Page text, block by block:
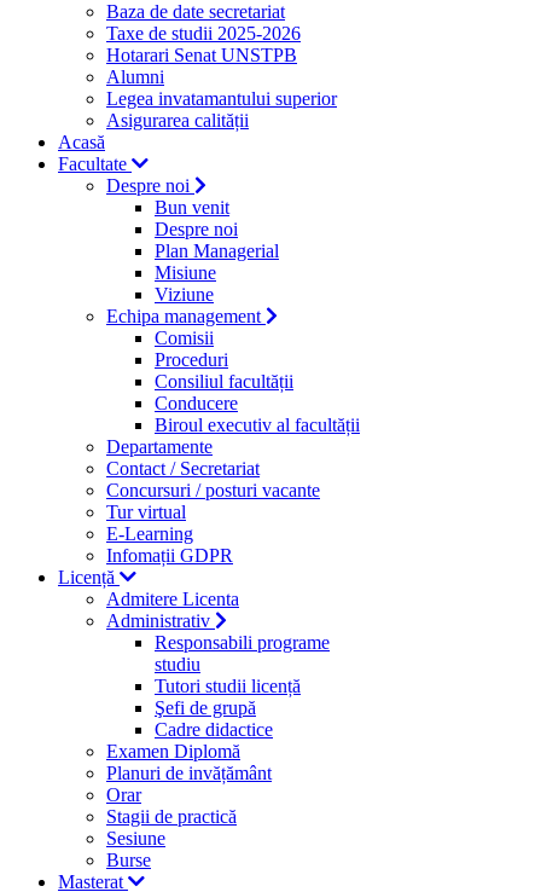
Baza de date secretariat
Taxe de studii 2025-2026
Hotarari Senat UNSTPB
Alumni
Legea invatamantului superior
Asigurarea calității
Acasă
Facultate
Despre noi
Bun venit
Despre noi
Plan Managerial
Misiune
Viziune
Echipa management
Comisii
Proceduri
Consiliul facultății
Conducere
Biroul executiv al facultății
Departamente
Contact / Secretariat
Concursuri / posturi vacante
Tur virtual
E-Learning
Infomații GDPR
Licență
Admitere Licenta
Administrativ
Responsabili programe
studiu
Tutori studii licență
Şefi de grupă
Cadre didactice
Examen Diplomă
Planuri de invățământ
Orar
Stagii de practică
Sesiune
Burse
Masterat